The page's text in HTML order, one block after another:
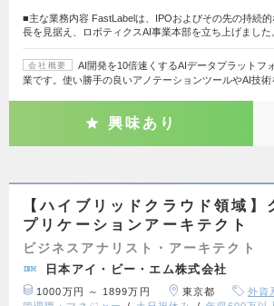
■主な業務内容 FastLabelは、IPOおよびその先の持続的
長を見据え、ロボティクスAI事業本部を立ち上げました
会社概要
AI開発を10倍速くするAIデータプラットフ
業です。使い勝手の良いアノテーションツールやAI技術
興味あり
【ハイブリッドクラウド領域
プリケーションアーキテクト
ビジネスアナリスト・アーキテクト
日本アイ・ビー・エム株式会社
1000万円 ～ 1899万円 東京都 外資